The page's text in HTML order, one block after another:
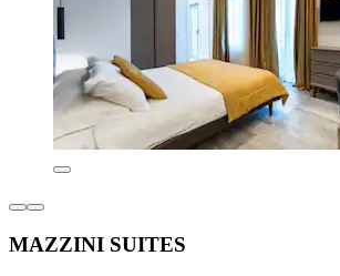
MAZZINI SUITES